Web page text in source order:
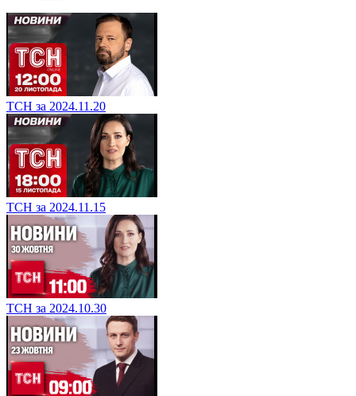
ТСН за 2024.11.20
ТСН за 2024.11.15
ТСН за 2024.10.30